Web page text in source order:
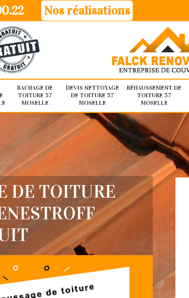
Nos réalisations
BACHAGE DE
TOITURE 57
MOSELLE
DEVIS NETTOYAGE
DE TOITURE 57
MOSELLE
RÉHAUSSEMENT DE
TOITURE 57
MOSELLE
DE TOITURE